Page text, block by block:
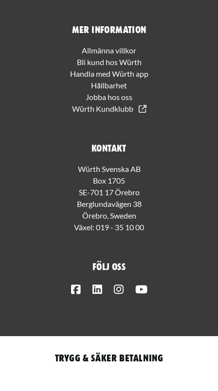
Mer information
Allmänna villkor
Bli kund hos Würth
Handla med Würth app
Hållbarhet
Jobba hos oss
Würth Kundklubb
Kontakt
Würth Svenska AB
Box 1705
SE-701 17 Örebro
Berglundavägen 38
Örebro, Sweden
Växel: 019 - 35 10 00
Följ oss
FacebookLinkedInInstagram
Trygg & säker betalning